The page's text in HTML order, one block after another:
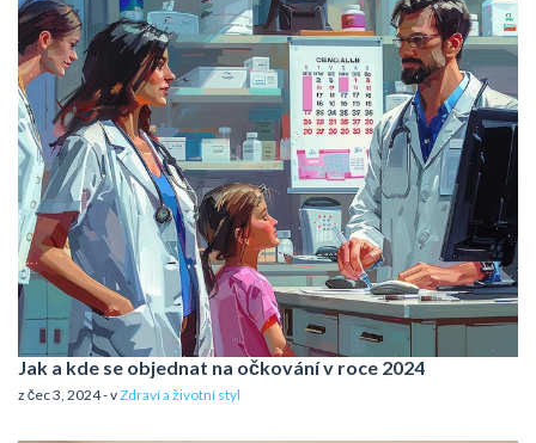
Jak a kde se objednat na očkování v roce 2024
z čec 3, 2024 - vZdraví a životní styl